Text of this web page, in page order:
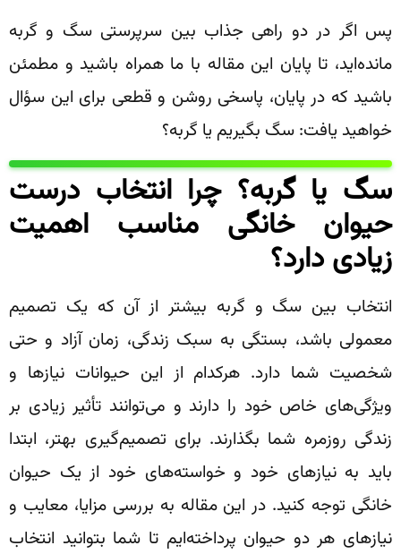
پس اگر در دو راهی جذاب بین سرپرستی سگ‌ و گربه‌
مانده‌اید، تا پایان این مقاله با ما همراه باشید و مطمئن
باشید که در پایان، پاسخی روشن و قطعی برای این سؤال
خواهید یافت: سگ بگیریم یا گربه؟
‌سگ یا گربه؟ چرا انتخاب درست
حیوان خانگی مناسب اهمیت
زیادی دارد؟
انتخاب بین سگ و گربه بیشتر از آن که یک تصمیم
معمولی باشد، بستگی به سبک زندگی، زمان آزاد و حتی
شخصیت شما دارد. هرکدام از این حیوانات نیازها و
ویژگی‌های خاص خود را دارند و می‌توانند تأثیر زیادی بر
زندگی روزمره شما بگذارند. برای تصمیم‌گیری بهتر، ابتدا
باید به نیازهای خود و خواسته‌های خود از یک حیوان
خانگی توجه کنید. در این مقاله به بررسی مزایا، معایب و
نیازهای هر دو حیوان پرداخته‌ایم تا شما بتوانید انتخاب